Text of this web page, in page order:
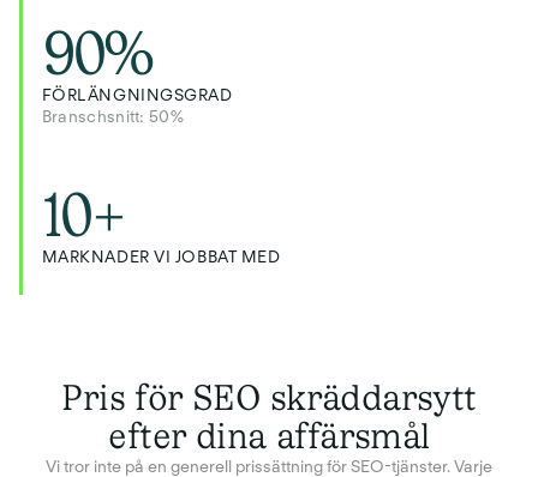
90%
FÖRLÄNGNINGSGRAD
Branschsnitt: 50%
10+
MARKNADER VI JOBBAT MED
Pris för SEO skräddarsytt
efter dina affärsmål
Vi tror inte på en generell prissättning för SEO-tjänster. Varje